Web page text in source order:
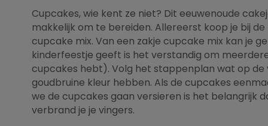
Cupcakes, wie kent ze niet? Dit eeuwenoude
makkelijk om te bereiden. Allereerst koop je bij
cupcake mix. Van een zakje cupcake mix kan je
kinderfeestje geeft is het verstandig om
cupcakes hebt). Volg het stappenplan wat op
goudbruine kleur hebben. Als de cupcakes
we de cupcakes gaan versieren is het belangrijk
verbrand je je vingers.